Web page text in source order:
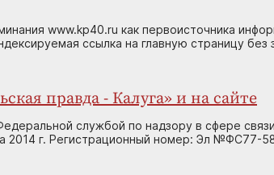
www.kp40.ru как первоисточника
ссылка на главную страницу без
правда - Калуга» и на сайте
службой по надзору в сфере связи,
2014 г. Регистрационный номер: Эл №ФС77-